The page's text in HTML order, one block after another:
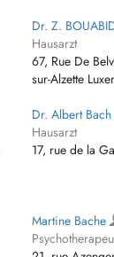
Dr. Z.
Hausarzt
67, Rue De
sur-Alzette
Dr. Albert Bach
Hausarzt
17, rue de la
Martine Bache